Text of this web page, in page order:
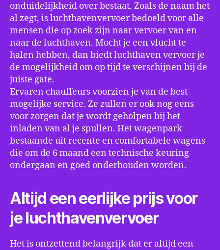
onduidelijkheid over bestaat. Zoals de naam het
al zegt, is luchthavenvervoer bedoeld voor alle
mensen die op zoek zijn naar vervoer van en
naar de luchthaven. Mocht je een vlucht te
halen hebben, dan biedt luchthaven vervoer je
de mogelijkheid om op tijd te verschijnen bij de
juiste gate.
Ervaren chauffeurs voorzien je van de best
mogelijke service. Ze zullen er ook nog eens
voor zorgen dat je wordt geholpen bij het
inladen van al je spullen. Het wagenpark
bestaande uit recente en comfortabele wagens
die om de 6 maand een technische keuring
ondergaan en goed onderhouden worden.
Altijd een eerlijke prijs voor
je luchthavenvervoer
Het is ontzettend belangrijk dat er altijd een